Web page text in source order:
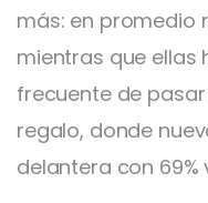
más: en promedio
mientras que ellas
frecuente de
regalo, donde
delantera con 69%